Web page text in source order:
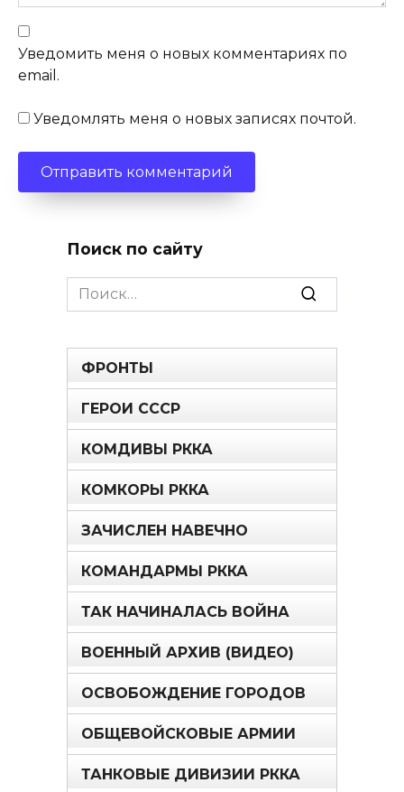
Уведомить меня о новых комментариях по
email.
Уведомлять меня о новых записях почтой.
Поиск по сайту
Search
for:
ФРОНТЫ
ГЕРОИ СССР
КОМДИВЫ РККА
КОМКОРЫ РККА
ЗАЧИСЛЕН НАВЕЧНО
КОМАНДАРМЫ РККА
ТАК НАЧИНАЛАСЬ ВОЙНА
ВОЕННЫЙ АРХИВ (ВИДЕО)
ОСВОБОЖДЕНИЕ ГОРОДОВ
ОБЩЕВОЙСКОВЫЕ АРМИИ
ТАНКОВЫЕ ДИВИЗИИ РККА